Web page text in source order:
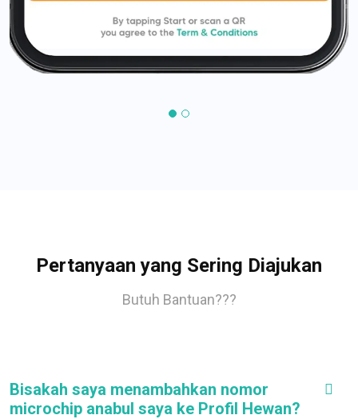
Pertanyaan yang Sering Diajukan
Butuh Bantuan???
Bisakah saya menambahkan nomor
microchip anabul saya ke Profil Hewan?